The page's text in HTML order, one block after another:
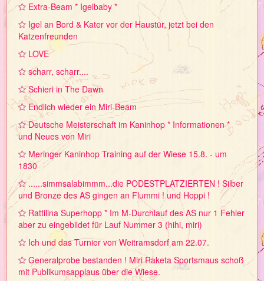
Extra-Beam * Igelbaby *
Igel an Bord & Kater vor der Haustür, jetzt bei den
Katzenfreunden
LOVE
scharr, scharr....
Schieri in The Dawn
Endlich wieder ein Miri-Beam
Deutsche Meisterschaft im Kaninhop * Informationen *
und Neues von Miri
Meringer Kaninhop Training auf der Wiese 15.8. - um
1830
......simmsalabimmm...die PODESTPLATZIERTEN ! Silber
und Bronze des AS gingen an Flummi ! und Hoppi !
Rattilina Superhopp * Im M-Durchlauf des AS nur 1 Fehler
aber zu eingebildet für Lauf Nummer 3 (hihi, miri)
Ich und das Turnier von Weitramsdorf am 22.07.
Generalprobe bestanden ! Miri Raketa Sportsmaus schoß
mit Publikumsapplaus über die Wiese.